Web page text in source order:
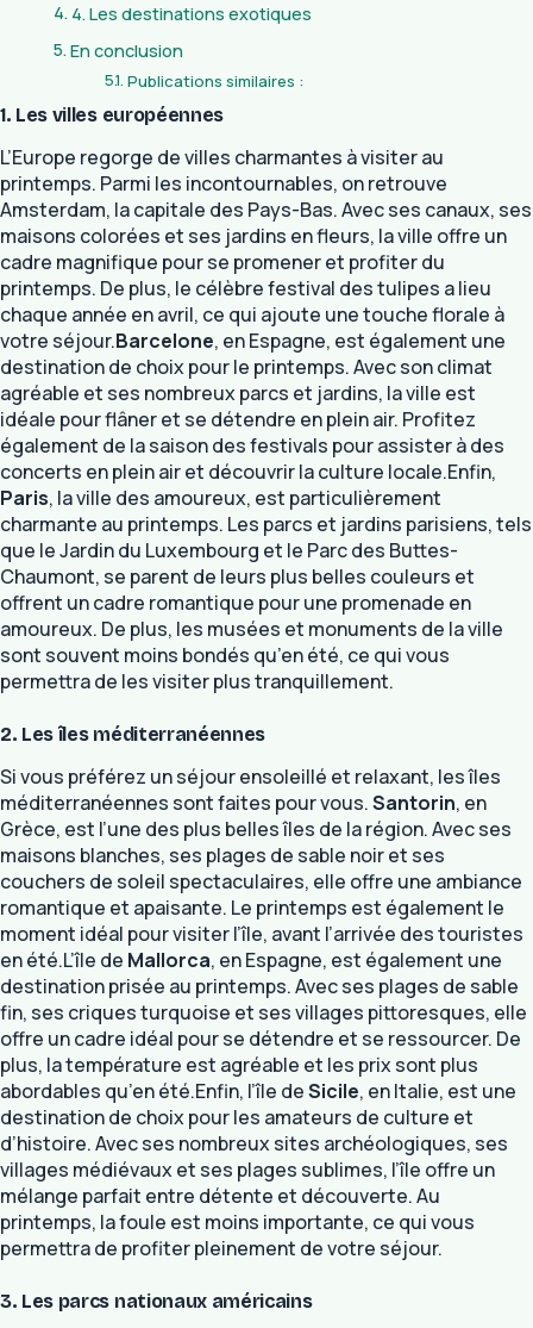
4. Les destinations exotiques
En conclusion
Publications similaires :
1. Les villes européennes
L’Europe regorge de villes charmantes à visiter au
printemps. Parmi les incontournables, on retrouve
Amsterdam, la capitale des Pays-Bas. Avec ses canaux, ses
maisons colorées et ses jardins en fleurs, la ville offre un
cadre magnifique pour se promener et profiter du
printemps. De plus, le célèbre festival des tulipes a lieu
chaque année en avril, ce qui ajoute une touche florale à
votre séjour.Barcelone, en Espagne, est également une
destination de choix pour le printemps. Avec son climat
agréable et ses nombreux parcs et jardins, la ville est
idéale pour flâner et se détendre en plein air. Profitez
également de la saison des festivals pour assister à des
concerts en plein air et découvrir la culture locale.Enfin,
Paris, la ville des amoureux, est particulièrement
charmante au printemps. Les parcs et jardins parisiens, tels
que le Jardin du Luxembourg et le Parc des Buttes-
Chaumont, se parent de leurs plus belles couleurs et
offrent un cadre romantique pour une promenade en
amoureux. De plus, les musées et monuments de la ville
sont souvent moins bondés qu’en été, ce qui vous
permettra de les visiter plus tranquillement.
2. Les îles méditerranéennes
Si vous préférez un séjour ensoleillé et relaxant, les îles
méditerranéennes sont faites pour vous.Santorin, en
Grèce, est l’une des plus belles îles de la région. Avec ses
maisons blanches, ses plages de sable noir et ses
couchers de soleil spectaculaires, elle offre une ambiance
romantique et apaisante. Le printemps est également le
moment idéal pour visiter l’île, avant l’arrivée des touristes
en été.L’île de Mallorca, en Espagne, est également une
destination prisée au printemps. Avec ses plages de sable
fin, ses criques turquoise et ses villages pittoresques, elle
offre un cadre idéal pour se détendre et se ressourcer. De
plus, la température est agréable et les prix sont plus
abordables qu’en été.Enfin, l’île deSicile, en Italie, est une
destination de choix pour les amateurs de culture et
d’histoire. Avec ses nombreux sites archéologiques, ses
villages médiévaux et ses plages sublimes, l’île offre un
mélange parfait entre détente et découverte. Au
printemps, la foule est moins importante, ce qui vous
permettra de profiter pleinement de votre séjour.
3. Les parcs nationaux américains